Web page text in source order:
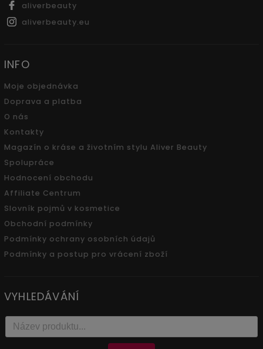
aliverbeauty
aliverbeauty.eu
INFO
Moje objednávka
Doprava a platba
O nás
Kontakty
Magazín o kráse a životním stylu Aliver Beauty
Spolupráce
Hodnocení obchodu
Affiliate Centrum
Slovník pojmů v kosmetice
Obchodní podmínky
Podmínky ochrany osobních údajů
Podmínky a postup pro vrácení zboží
VYHLEDÁVÁNÍ